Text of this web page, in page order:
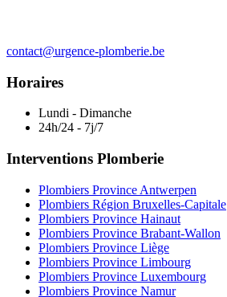
contact@urgence-plomberie.be
Horaires
Lundi - Dimanche
24h/24 - 7j/7
Interventions Plomberie
Plombiers Province Antwerpen
Plombiers Région Bruxelles-Capitale
Plombiers Province Hainaut
Plombiers Province Brabant-Wallon
Plombiers Province Liège
Plombiers Province Limbourg
Plombiers Province Luxembourg
Plombiers Province Namur